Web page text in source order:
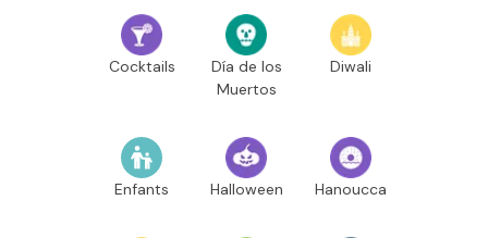
Cocktails
Día de los
Muertos
Diwali
Enfants Halloween Hanoucca